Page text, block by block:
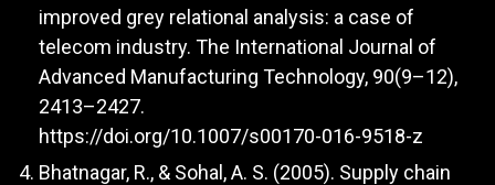
improved grey relational analysis: a case of
telecom industry. The International Journal of
Advanced Manufacturing Technology, 90(9–12),
2413–2427.
https://doi.org/10.1007/s00170-016-9518-z
Bhatnagar, R., & Sohal, A. S. (2005). Supply chain